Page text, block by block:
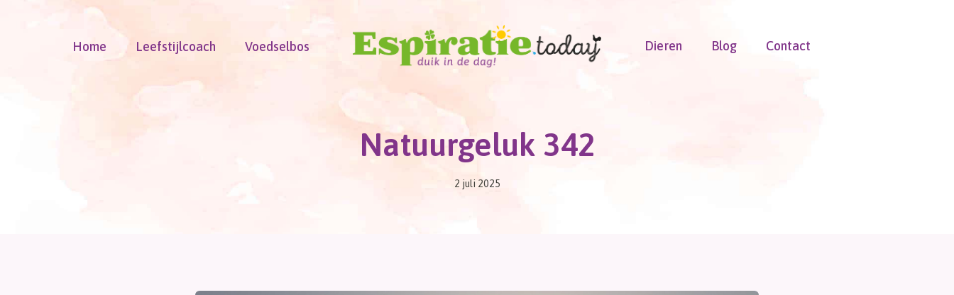
Home Leefstijlcoach Voedselbos Dieren Blog Contact
Natuurgeluk 342
2 juli 2025